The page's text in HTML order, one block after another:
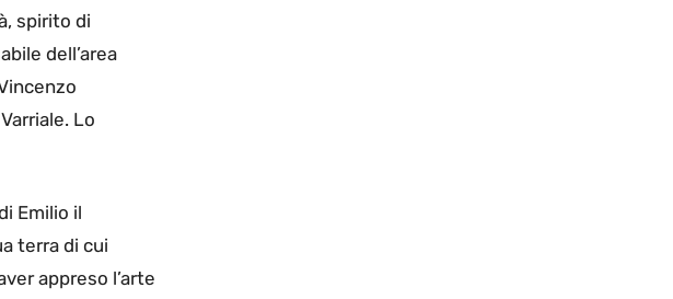
spirito di
dell’area
Lo
Emilio il
terra di cui
appreso l’arte